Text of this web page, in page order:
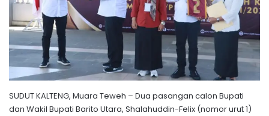
SUDUT KALTENG, Muara Teweh – Dua pasangan calon Bupati
dan Wakil Bupati Barito Utara, Shalahuddin-Felix (nomor urut 1)